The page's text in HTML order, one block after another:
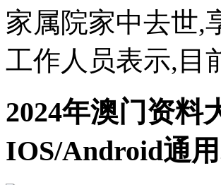
家属院家中去世,
工作人员表示,目
2024年澳门资料
IOS/Android通